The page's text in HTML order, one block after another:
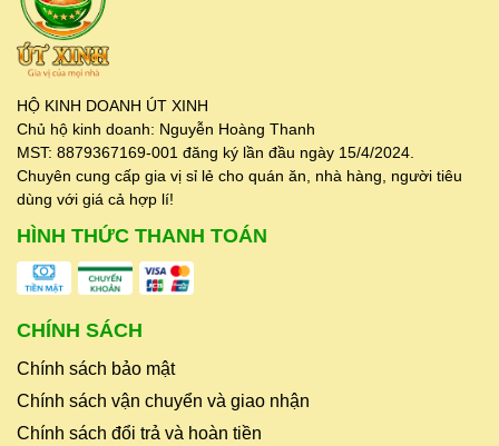
HỘ KINH DOANH ÚT XINH
Chủ hộ kinh doanh: Nguyễn Hoàng Thanh
MST: 8879367169-001 đăng ký lần đầu ngày 15/4/2024.
Chuyên cung cấp gia vị sỉ lẻ cho quán ăn, nhà hàng, người tiêu
dùng với giá cả hợp lí!
HÌNH THỨC THANH TOÁN
CHÍNH SÁCH
Chính sách bảo mật
Chính sách vận chuyển và giao nhận
Chính sách đổi trả và hoàn tiền